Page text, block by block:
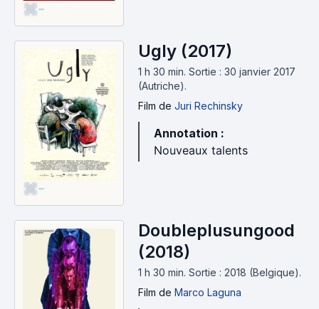
-
-
Ugly (2017)
1 h 30 min. Sortie : 30 janvier 2017
(Autriche).
Film de Juri Rechinsky
Annotation :
Nouveaux talents
Doubleplusungood
(2018)
1 h 30 min. Sortie : 2018 (Belgique).
Film de Marco Laguna